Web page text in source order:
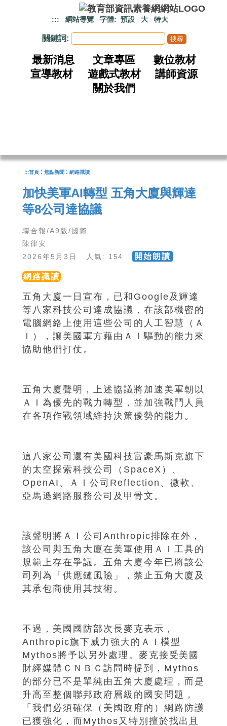
::: 網站導覽 字體: 預設 大 特大
關鍵詞:
最新消息 文章專區
數位教材
宣導教材
遊戲式教材
講師資源
關於我們
:::首頁 : 焦點新聞 : 網路識讀
加快美軍AI轉型 五角大廈與輝達
等8公司達協議
聯合報/A9版/國際
陳律安
2026年5月3日 人氣: 154
開始朗讀
網路識讀
五角大廈一日宣布，已和Google及輝達
等八家科技公司達成協議，在該部機密的
電腦網絡上使用這些公司的人工智慧（Ａ
Ｉ），讓美國軍方藉由ＡＩ驅動的能力來
協助他們打仗。
五角大廈聲明，上述協議將加速美軍朝以
ＡＩ為優先的戰力轉型，並加強戰鬥人員
在各項作戰領域維持決策優勢的能力。
這八家公司還有美國科技富豪馬斯克旗下
的太空探索科技公司（SpaceX）、
OpenAI、ＡＩ公司Reflection、微軟、
亞馬遜網路服務公司及甲骨文。
該聲明將ＡＩ公司Anthropic排除在外，
該公司與五角大廈在美軍使用ＡＩ工具的
規範上存在爭議。五角大廈今年已將該公
司列為「供應鏈風險」，禁止五角大廈及
其承包商使用其技術。
不過，美國國防部次長麥克表示，
Anthropic旗下威力強大的ＡＩ模型
Mythos將予以另外處理。麥克接受美國
財經媒體ＣＮＢＣ訪問時提到，Mythos
的部分已不是單純由五角大廈處理，而是
升高至整個聯邦政府層級的國安問題，
「我們必須確保（美國政府的）網路防護
已獲強化，而Mythos又特別擅於找出且